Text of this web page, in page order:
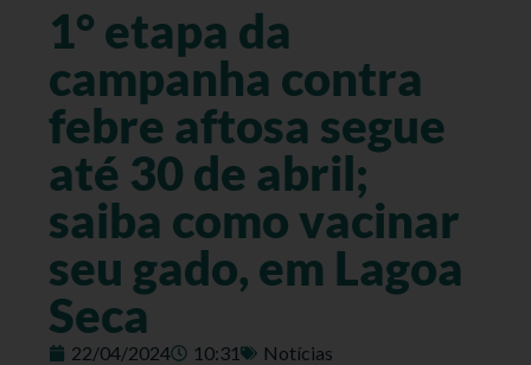
1° etapa da
campanha contra
febre aftosa segue
até 30 de abril;
saiba como vacinar
seu gado, em Lagoa
Seca
22/04/2024 10:31 Notícias